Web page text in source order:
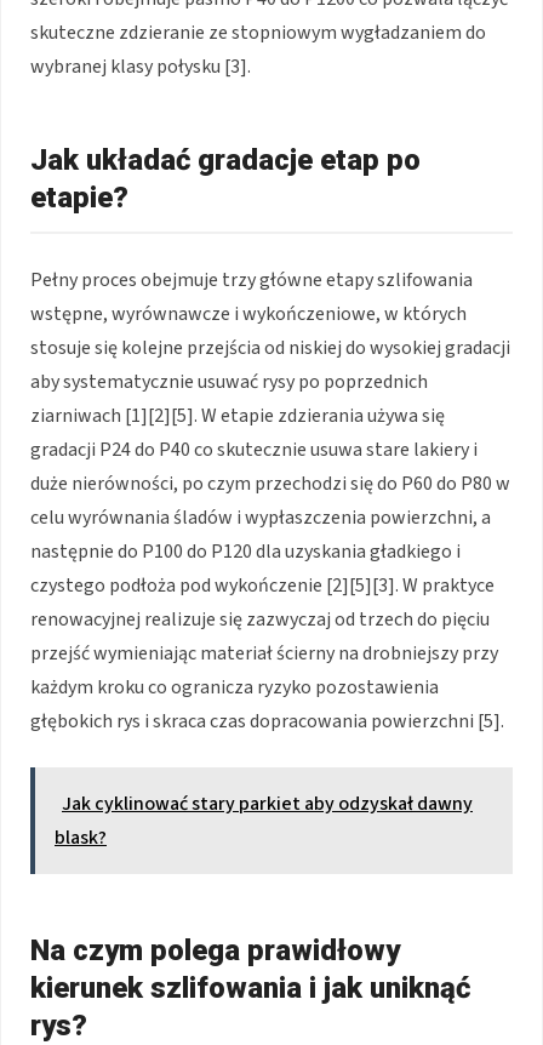
skuteczne zdzieranie ze stopniowym wygładzaniem do
wybranej klasy połysku [3].
Jak układać gradacje etap po
etapie?
Pełny proces obejmuje trzy główne etapy szlifowania
wstępne, wyrównawcze i wykończeniowe, w których
stosuje się kolejne przejścia od niskiej do wysokiej gradacji
aby systematycznie usuwać rysy po poprzednich
ziarniwach [1][2][5]. W etapie zdzierania używa się
gradacji P24 do P40 co skutecznie usuwa stare lakiery i
duże nierówności, po czym przechodzi się do P60 do P80 w
celu wyrównania śladów i wypłaszczenia powierzchni, a
następnie do P100 do P120 dla uzyskania gładkiego i
czystego podłoża pod wykończenie [2][5][3]. W praktyce
renowacyjnej realizuje się zazwyczaj od trzech do pięciu
przejść wymieniając materiał ścierny na drobniejszy przy
każdym kroku co ogranicza ryzyko pozostawienia
głębokich rys i skraca czas dopracowania powierzchni [5].
Jak cyklinować stary parkiet aby odzyskał dawny
blask?
Na czym polega prawidłowy
kierunek szlifowania i jak uniknąć
rys?